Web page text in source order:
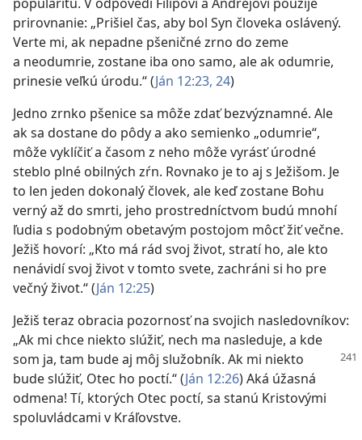
prirovnanie: „Prišiel čas, aby bol Syn človeka oslávený.
Verte mi, ak nepadne pšeničné zrno do zeme
a neodumrie, zostane iba ono samo, ale ak odumrie,
prinesie veľkú úrodu.“ (Ján 12:23, 24)
Jedno zrnko pšenice sa môže zdať bezvýznamné. Ale
ak sa dostane do pôdy a ako semienko „odumrie“,
môže vyklíčiť a časom z neho môže vyrásť úrodné
steblo plné obilných zŕn. Rovnako je to aj s Ježišom. Je
to len jeden dokonalý človek, ale keď zostane Bohu
verný až do smrti, jeho prostredníctvom budú mnohí
ľudia s podobným obetavým postojom môcť žiť večne.
Ježiš hovorí: „Kto má rád svoj život, stratí ho, ale kto
nenávidí svoj život v tomto svete, zachráni si ho pre
večný život.“ (Ján 12:25)
Ježiš teraz obracia pozornosť na svojich nasledovníkov:
„Ak mi chce niekto slúžiť, nech ma nasleduje, a kde
som ja, tam bude aj môj služobník. Ak mi niekto
bude slúžiť, Otec ho poctí.“ (Ján 12:26) Aká úžasná
odmena! Tí, ktorých Otec poctí, sa stanú Kristovými
spoluvládcami v Kráľovstve.